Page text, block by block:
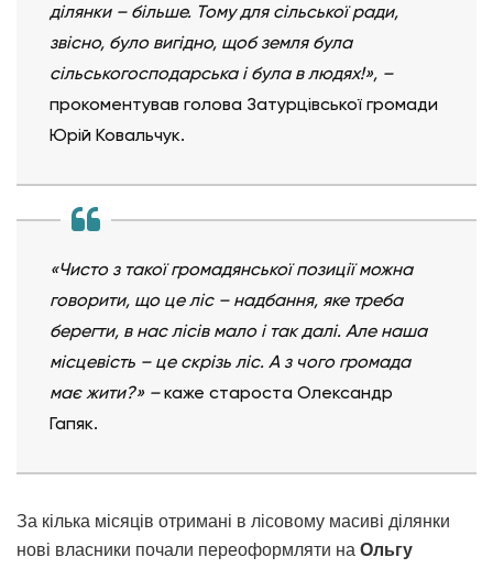
ділянки –більше. Тому для сільської ради,
звісно, було вигідно, щоб земля була
сільськогосподарська і була в людях!», –
прокоментував голова Затурцівської громади
Юрій Ковальчук.
«Чисто з такої громадянської позиції можна
говорити, що це ліс –надбання, яке треба
берегти, в нас лісів мало і так далі. Але наша
місцевість –це скрізь ліс. А з чого громада
має жити?» – каже староста Олександр
Гапяк.
За кілька місяців отримані в лісовому масиві ділянки
нові власники почали переоформляти на Ольгу